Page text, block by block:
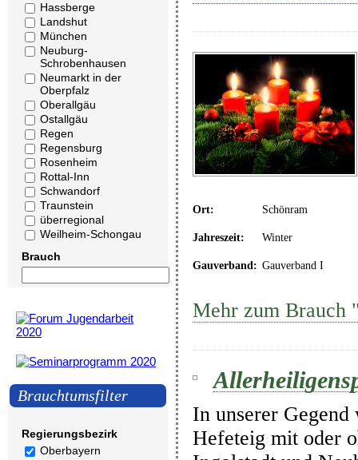
Hassberge
Landshut
München
Neuburg-
Schrobenhausen
Neumarkt in der
Oberpfalz
Oberallgäu
Ostallgäu
Regen
Regensburg
Rosenheim
Rottal-Inn
Schwandorf
Traunstein
überregional
Weilheim-Schongau
Brauch
Brauchtumsfilter
Regierungsbezirk
Oberbayern
Ort: Schönram
Jahreszeit: Winter
Gauverband: Gauverband I
Mehr zum Brauch
In unserer
Hefeteig mit oder